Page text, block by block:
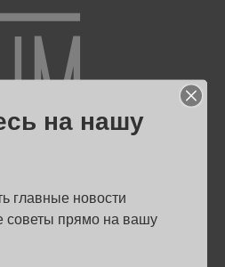
на нашу
главные новости
советы прямо на вашу